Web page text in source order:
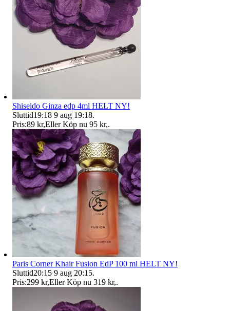
Shiseido Ginza edp 4ml HELT NY!
Sluttid19:18 9 aug 19:18.
Pris:89 kr,Eller Köp nu 95 kr,.
Paris Corner Khair Fusion EdP 100 ml HELT NY!
Sluttid20:15 9 aug 20:15.
Pris:299 kr,Eller Köp nu 319 kr,.